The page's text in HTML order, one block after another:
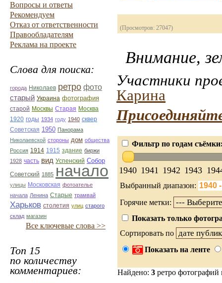
Вопросы и ответы
Рекомендуем
Отказ от ответственности
Правообладателям
Реклама на проекте
Слова для поиска:
города Николаев ретро фото
старый Украина фотография
старой Москвы Старая Москва
1920 годы 1934 году 1940 сквер
Советская 1950 Панорама
Николаевской стороны дом общества
Россия 1914 1915 здание биржи
1928 часть вид Успенский Собор
Советский 1885 начало
улицы Московская фотоателье
начала Ленина Старые трамвай
Харьков столетия улиц старого
склад магазин
Все ключевые слова >>
Топ 15
по количеству
комментариев:
(Просмотров: 27047)
Внимание,
Участники
Карина
Фильтр по годам
1940 1941 1942 1943
Выбранный диапазон:
Горячие метки:
Показать только
Сортировать по
Показать на ленте
Найдено: 3 ретро